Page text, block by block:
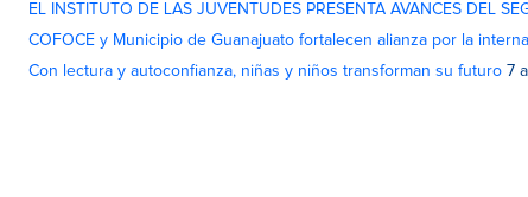
EL INSTITUTO DE LAS JUVENTUDES PRESENTA AVANCES DEL
COFOCE y Municipio de Guanajuato fortalecen alianza por la
Con lectura y autoconfianza, niñas y niños transforman su futuro 7